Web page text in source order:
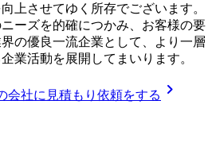
上させてゆく所存でございます。
ーズを的確につかみ、お客様の要
の優良一流企業として、より一層
業活動を展開してまいります。
会社に見積もり依頼をする chevron_right